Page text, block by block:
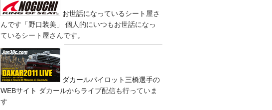
お世話になっているシート屋さ
んです「野口装美」
個人的にいつもお世話になっ
ているシート屋さんです。
ダカールパイロット三橋選手の
WEBサイト ダカールからライブ配信も行っていま
す